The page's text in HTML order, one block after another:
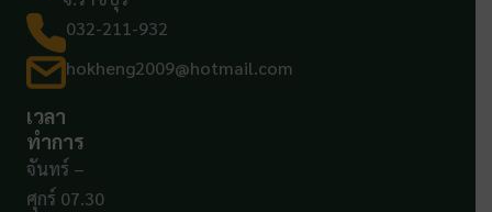
032-211-932
hokheng2009@hotmail.com
เวลา
ทำการ
จันทร์ –
ศุกร์ 07.30